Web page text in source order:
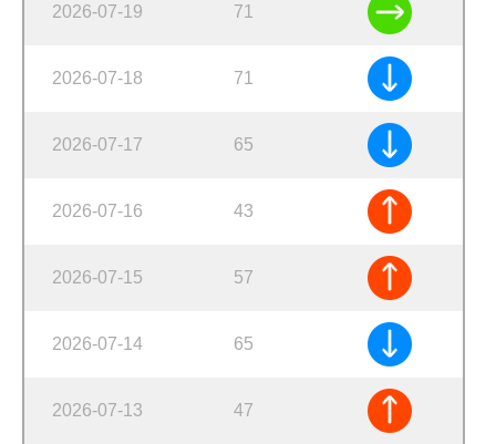
2026-07-19 71
2026-07-18 71
2026-07-17 65
2026-07-16 43
2026-07-15 57
2026-07-14 65
2026-07-13 47